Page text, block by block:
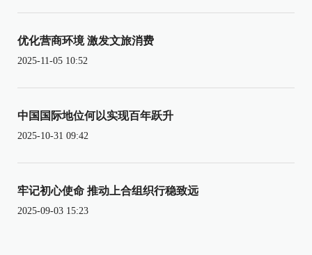
优化营商环境 激发文旅消费
2025-11-05 10:52
中国国际地位何以实现百年跃升
2025-10-31 09:42
牢记初心使命 推动上合组织行稳致远
2025-09-03 15:23